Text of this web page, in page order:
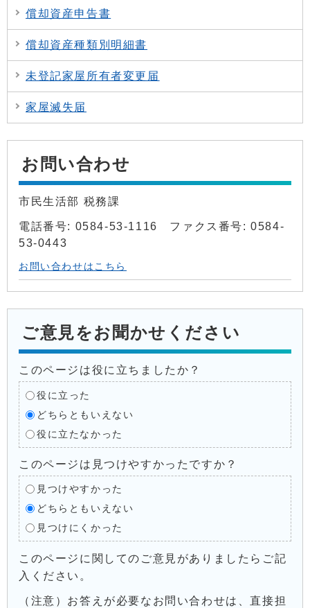
償却資産申告書
償却資産種類別明細書
未登記家屋所有者変更届
家屋滅失届
お問い合わせ
市民生活部 税務課
電話番号: 0584-53-1116 ファクス番号: 0584-
53-0443
お問い合わせはこちら
ご意見をお聞かせください
このページは役に立ちましたか？
役に立った
どちらともいえない
役に立たなかった
このページは見つけやすかったですか？
見つけやすかった
どちらともいえない
見つけにくかった
このページに関してのご意見がありましたらご記
入ください。
（注意）お答えが必要なお問い合わせは、直接担